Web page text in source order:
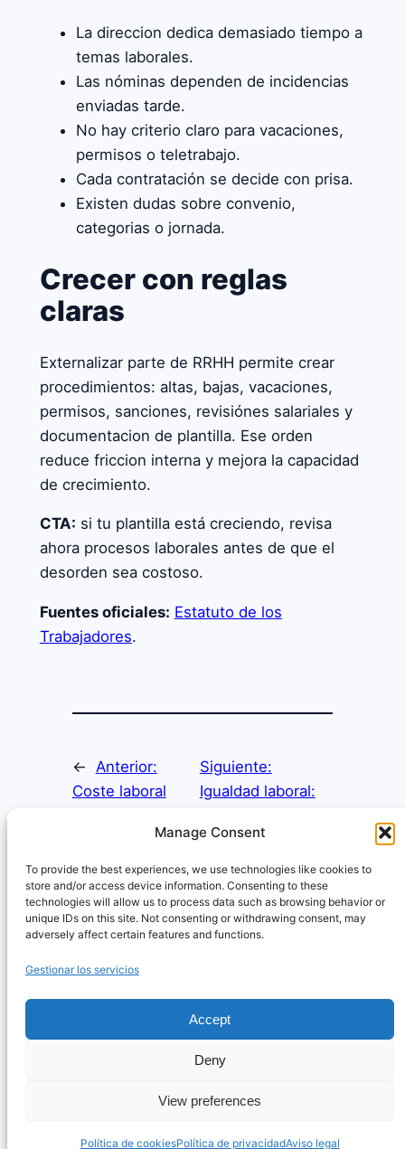
Manage Consent
To provide the best experiences, we use technologies like cookies to
store and/or access device information. Consenting to these
technologies will allow us to process data such as browsing behavior or
unique IDs on this site. Not consenting or withdrawing consent, may
adversely affect certain features and functions.
Gestionar los servicios
Accept
Deny
View preferences
Política de cookiesPolítica de privacidadAviso legal
La direccion dedica demasiado tiempo a
temas laborales.
Las nóminas dependen de incidencias
enviadas tarde.
No hay criterio claro para vacaciones,
permisos o teletrabajo.
Cada contratación se decide con prisa.
Existen dudas sobre convenio,
categorias o jornada.
Crecer con reglas
claras
Externalizar parte de RRHH permite crear
procedimientos: altas, bajas, vacaciones,
permisos, sanciones, revisiónes salariales y
documentacion de plantilla. Ese orden
reduce friccion interna y mejora la capacidad
de crecimiento.
CTA: si tu plantilla está creciendo, revisa
ahora procesos laborales antes de que el
desorden sea costoso.
Fuentes oficiales: Estatuto de los
Trabajadores.
← Anterior:
Coste laboral
cuesta contratar
a una persona en
tu empresa
Siguiente:
Igualdad laboral:
que también
mejora la gestión
de empresa →